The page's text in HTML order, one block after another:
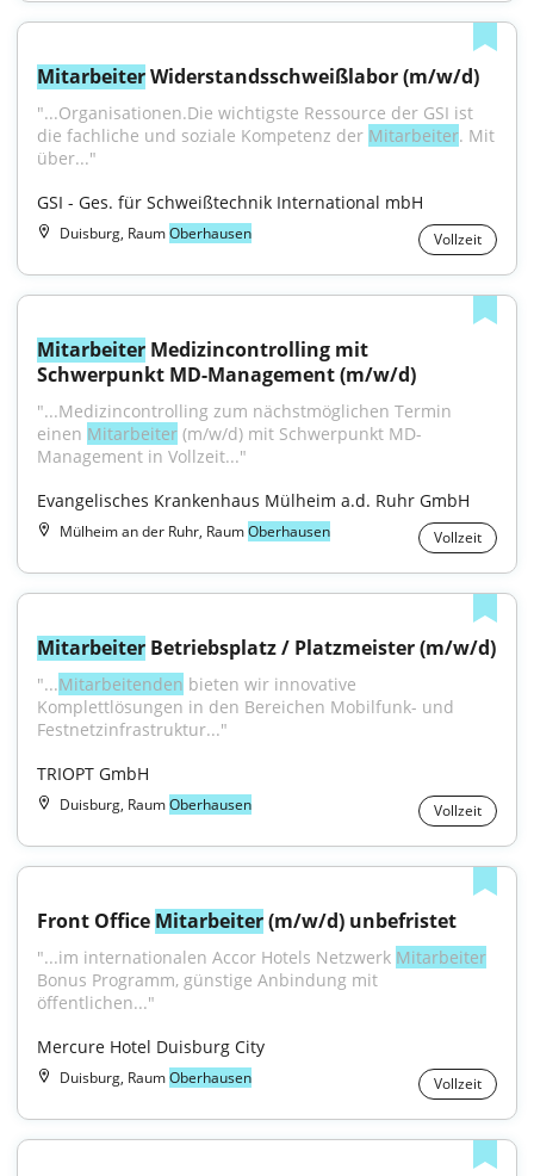
Mitarbeiter Widerstandsschweißlabor (m/w/d)
"...Organisationen.Die wichtigste Ressource der GSI ist
die fachliche und soziale Kompetenz der Mitarbeiter. Mit
über..."
GSI - Ges. für Schweißtechnik International mbH
Duisburg, RaumOberhausen Vollzeit
Mitarbeiter Medizincontrolling mit
Schwerpunkt MD-Management (m/w/d)
"...Medizincontrolling zum nächstmöglichen Termin
einen Mitarbeiter (m/w/d) mit Schwerpunkt MD-
Management in Vollzeit..."
Evangelisches Krankenhaus Mülheim a.d. Ruhr GmbH
Mülheim an der Ruhr, RaumOberhausen Vollzeit
Mitarbeiter Betriebsplatz / Platzmeister (m/w/d)
"...Mitarbeitenden bieten wir innovative
Komplettlösungen in den Bereichen Mobilfunk- und
Festnetzinfrastruktur..."
TRIOPT GmbH
Duisburg, RaumOberhausen Vollzeit
Front Office Mitarbeiter (m/w/d) unbefristet
"...im internationalen Accor Hotels Netzwerk Mitarbeiter
Bonus Programm, günstige Anbindung mit
öffentlichen..."
Mercure Hotel Duisburg City
Duisburg, RaumOberhausen Vollzeit